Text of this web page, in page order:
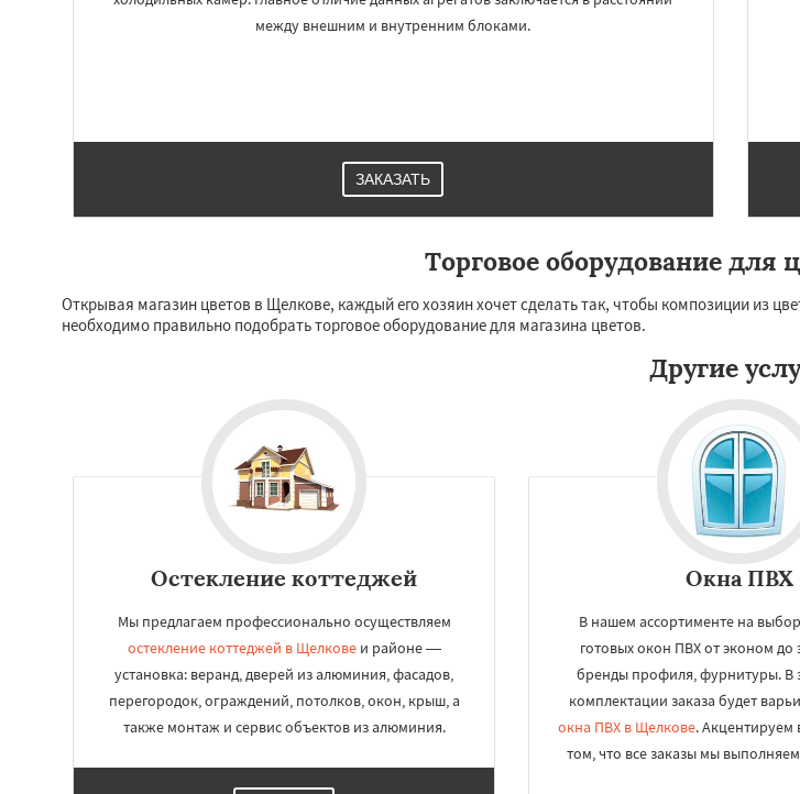
Электрогорск Электросталь
Лесной Городок
Малаховка
Монино Нахабино Некрасовское
Решетниково Родники
Свердловск
Северный Софрино
между внешним и внутренним блоками.
ЗАКАЗАТЬ
Торговое оборудование для
Открывая магазин цветов в Щелкове, каждый его хозяин хочет сделать так, чтобы композиции из
необходимо правильно подобрать торговое оборудование для магазина цветов.
Другие
Остекление коттеджей
Мы предлагаем профессионально осуществляем
остекление коттеджей в Щелковеи районе —
установка: веранд, дверей из алюминия, фасадов,
перегородок, ограждений, потолков, окон, крыш, а
также монтаж и сервис объектов из алюминия.
Окна ПВХ
В нашем ассортименте на
готовых окон ПВХ от эконом до
бренды профиля, фурнитуры. В
комплектации заказа будет
окна ПВХ в Щелкове. Акцентируем
том, что все заказы мы